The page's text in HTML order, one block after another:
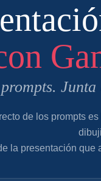
de los prompts
la presentación que